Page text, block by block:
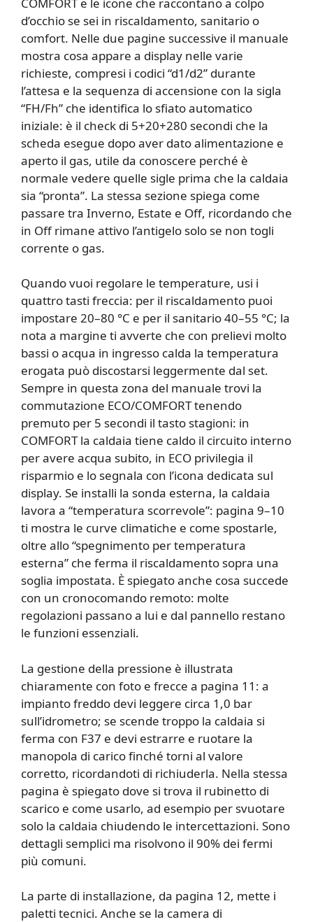
d’occhio se sei in riscaldamento, sanitario o
comfort. Nelle due pagine successive il manuale
mostra cosa appare a display nelle varie
richieste, compresi i codici “d1/d2” durante
l’attesa e la sequenza di accensione con la sigla
“FH/Fh” che identifica lo sfiato automatico
iniziale: è il check di 5+20+280 secondi che la
scheda esegue dopo aver dato alimentazione e
aperto il gas, utile da conoscere perché è
normale vedere quelle sigle prima che la caldaia
sia “pronta”. La stessa sezione spiega come
passare tra Inverno, Estate e Off, ricordando che
in Off rimane attivo l’antigelo solo se non togli
corrente o gas.
Quando vuoi regolare le temperature, usi i
quattro tasti freccia: per il riscaldamento puoi
impostare 20–80 °C e per il sanitario 40–55 °C; la
nota a margine ti avverte che con prelievi molto
bassi o acqua in ingresso calda la temperatura
erogata può discostarsi leggermente dal set.
Sempre in questa zona del manuale trovi la
commutazione ECO/COMFORT tenendo
premuto per 5 secondi il tasto stagioni: in
COMFORT la caldaia tiene caldo il circuito interno
per avere acqua subito, in ECO privilegia il
risparmio e lo segnala con l’icona dedicata sul
display. Se installi la sonda esterna, la caldaia
lavora a “temperatura scorrevole”: pagina 9–10
ti mostra le curve climatiche e come spostarle,
oltre allo “spegnimento per temperatura
esterna” che ferma il riscaldamento sopra una
soglia impostata. È spiegato anche cosa succede
con un cronocomando remoto: molte
regolazioni passano a lui e dal pannello restano
le funzioni essenziali.
La gestione della pressione è illustrata
chiaramente con foto e frecce a pagina 11: a
impianto freddo devi leggere circa 1,0 bar
sull’idrometro; se scende troppo la caldaia si
ferma con F37 e devi estrarre e ruotare la
manopola di carico finché torni al valore
corretto, ricordandoti di richiuderla. Nella stessa
pagina è spiegato dove si trova il rubinetto di
scarico e come usarlo, ad esempio per svuotare
solo la caldaia chiudendo le intercettazioni. Sono
dettagli semplici ma risolvono il 90% dei fermi
più comuni.
La parte di installazione, da pagina 12, mette i
paletti tecnici. Anche se la camera di